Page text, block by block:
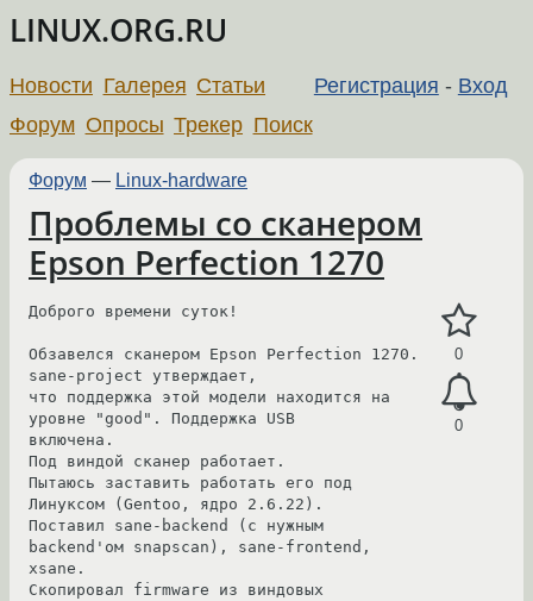
LINUX.ORG.RU
Регистрация - Вход
Новости Галерея Статьи
Форум Опросы Трекер Поиск
Форум — Linux-hardware
Проблемы со сканером
Epson Perfection 1270
0
0
Доброго времени суток!
Обзавелся сканером Epson Perfection 1270.
sane-project утверждает,
что поддержка этой модели находится на
уровне "good". Поддержка USB
включена.
Под виндой сканер работает.
Пытаюсь заставить работать его под
Линуксом (Gentoo, ядро 2.6.22).
Поставил sane-backend (с нужным
backend'ом snapscan), sane-frontend,
xsane.
Скопировал firmware из виндовых